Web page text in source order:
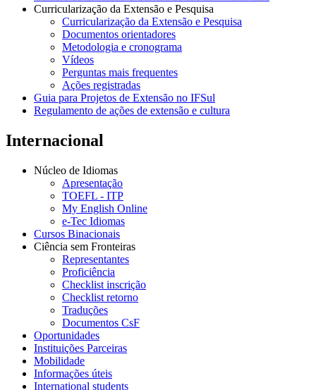
Curricularização da Extensão e Pesquisa
Curricularização da Extensão e Pesquisa
Documentos orientadores
Metodologia e cronograma
Vídeos
Perguntas mais frequentes
Ações registradas
Guia para Projetos de Extensão no IFSul
Regulamento de ações de extensão e cultura
Internacional
Núcleo de Idiomas
Apresentação
TOEFL - ITP
My English Online
e-Tec Idiomas
Cursos Binacionais
Ciência sem Fronteiras
Representantes
Proficiência
Checklist inscrição
Checklist retorno
Traduções
Documentos CsF
Oportunidades
Instituições Parceiras
Mobilidade
Informações úteis
International students